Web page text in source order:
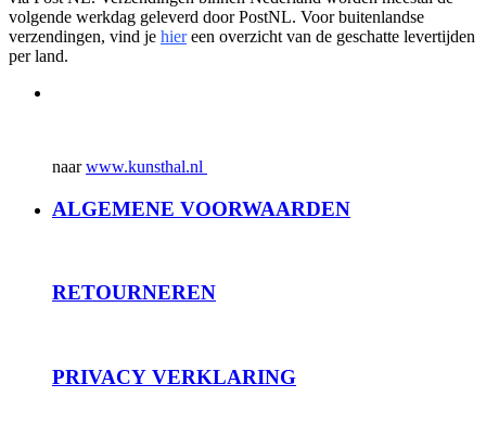
volgende werkdag geleverd door PostNL. Voor buitenlandse
verzendingen, vind je hiereen overzicht van de geschatte levertijden
per land.
naarwww.kunsthal.nl
ALGEMENE VOORWAARDEN
RETOURNEREN
PRIVACY VERKLARING